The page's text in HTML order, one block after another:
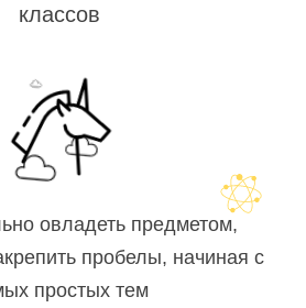
классов
овладеть предметом,
пробелы, начиная с
простых тем